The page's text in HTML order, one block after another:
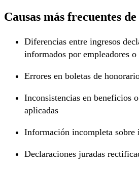
Causas más frecuentes
Diferencias entre ingresos
informados por empleadores o
Errores en boletas de
Inconsistencias en beneficios
aplicadas
Información incompleta sobre
Declaraciones juradas